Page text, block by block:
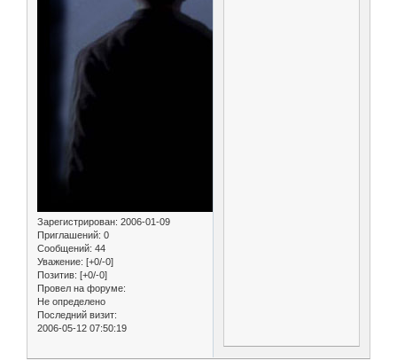
Зарегистрирован: 2006-01-09
Приглашений: 0
Сообщений: 44
Уважение: [+0/-0]
Позитив: [+0/-0]
Провел на форуме:
Не определено
Последний визит:
2006-05-12 07:50:19